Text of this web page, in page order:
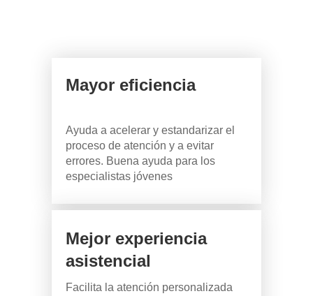
Mejor experiencia
asistencial
Facilita la atención personalizada
Mayor eficiencia
Ayuda a acelerar y estandarizar el
proceso de atención y a evitar
errores. Buena ayuda para los
especialistas jóvenes